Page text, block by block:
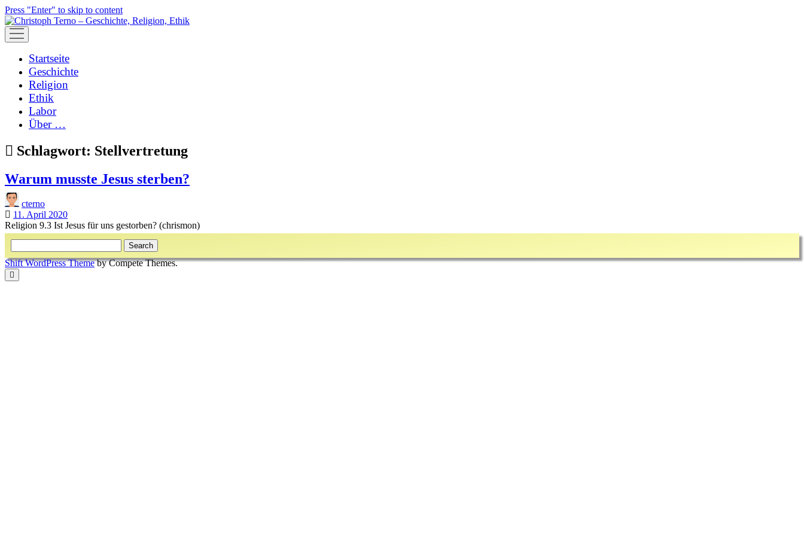
Press "Enter" to skip to content
open
menu
Startseite
Geschichte
Religion
Ethik
Labor
Über …
Schlagwort: Stellvertretung
Warum musste Jesus sterben?
cterno
11. April 2020
Religion 9.3 Ist Jesus für uns gestorben? (chrismon)
Sidebar
Shift WordPress Themeby Compete Themes.
Scroll
to